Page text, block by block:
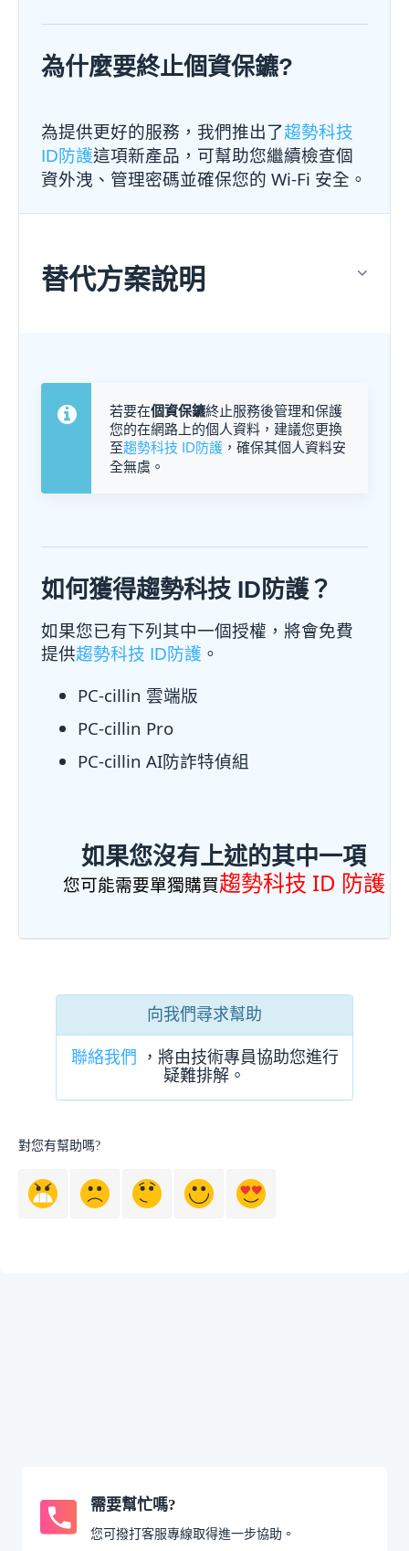
為什麼要終止個資保鑣?
為提供更好的服務，我們推出了趨勢科技
ID防護這項新產品，可幫助您繼續檢查個
資外洩、管理密碼並確保您的 Wi-Fi 安全。
替代方案說明
若要在個資保鑣終止服務後管理和保護
您的在網路上的個人資料，建議您更換
至趨勢科技 ID防護 ，確保其個人資料安
全無虞。
如何獲得趨勢科技 ID防護？
如果您已有下列其中一個授權，將會免費
提供趨勢科技 ID防護 。
PC-cillin 雲端版
PC-cillin Pro
PC-cillin AI防詐特偵組
如果您沒有上述的其中一項
您可能需要單獨購買趨勢科技 ID 防護
向我們尋求幫助
聯絡我們 ，將由技術專員協助您進行
疑難排解。
對您有幫助嗎?
需要幫忙嗎?
您可撥打客服專線取得進一步協助。